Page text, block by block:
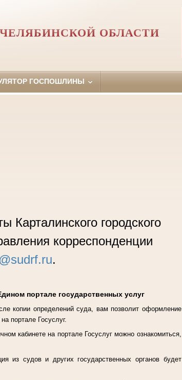
ОБЛАСТИ
ГОСПОШЛИНЫ
Карталинского городского
корреспонденции
.
портале государственных услуг
копии определений суда, вам позволит оформление
портале Госуслуг.
кабинете на портале Госуслуг можно ознакомиться,
из судов и других государственных органов будет